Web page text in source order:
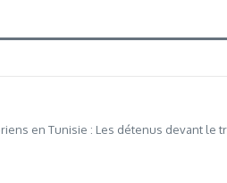
en Tunisie : Les détenus devant